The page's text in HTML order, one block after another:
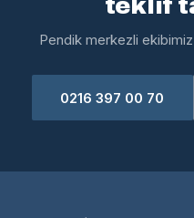
teklif
Pendik merkezli ekibimiz
0216 397 00 70